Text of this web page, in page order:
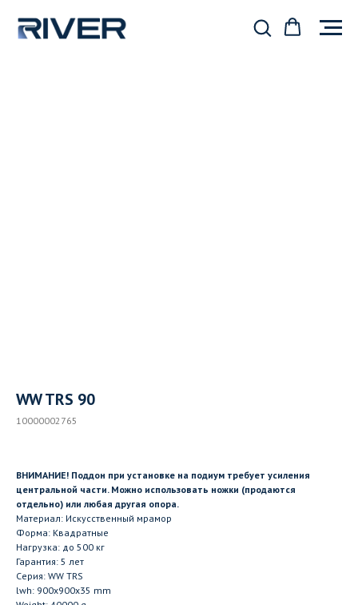
WW TRS 90
10000002765
ВНИМАНИЕ! Поддон при установке на подиум требует усиления
центральной части. Можно использовать ножки (продаются
отдельно) или любая другая опора.
Материал: Искусственный мрамор
Форма: Квадратные
Нагрузка: до 500 кг
Гарантия: 5 лет
Серия: WW TRS
lwh: 900x900x35 mm